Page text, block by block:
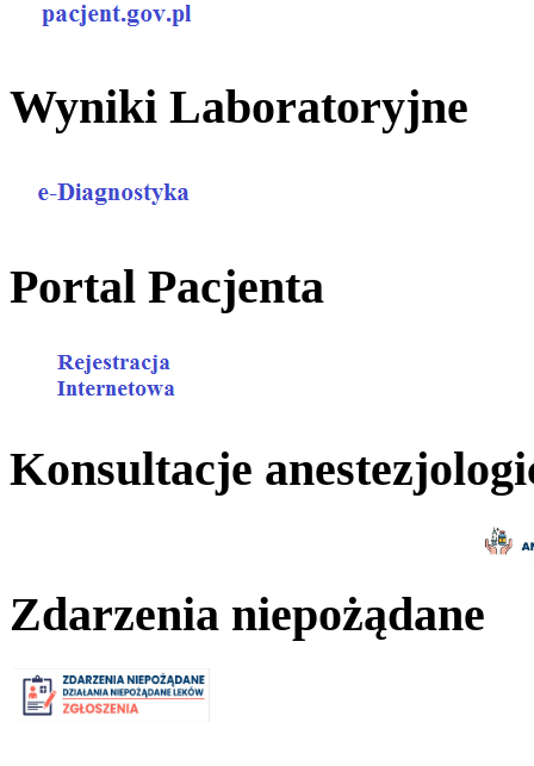
Wyniki Laboratoryjne
Portal Pacjenta
Konsultacje
Zdarzenia niepożądane